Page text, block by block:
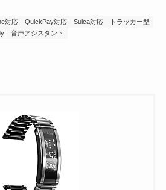
対応 QuickPay対応 Suica対応
トラッカー型
音声アシスタント